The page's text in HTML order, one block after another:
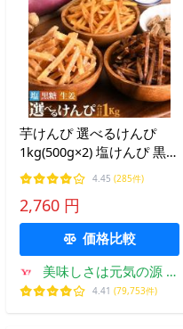
芋けんぴ 選べるけんぴ
1kg(500g×2) 塩けんぴ 黒糖
けんぴ 生姜けんぴ 国産 メ
ガ盛り 爆買
4.45 (285件)
2,760 円
価格比較
美味しさは元気の源 自
然の館
4.41 (79,753件)